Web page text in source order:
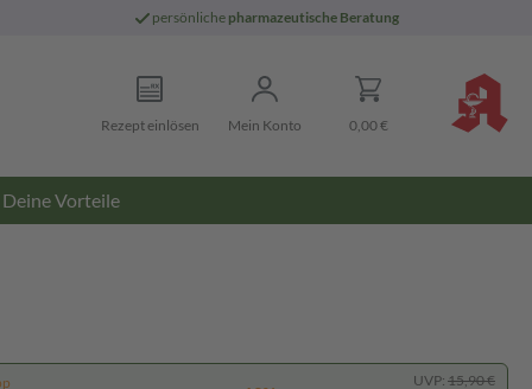
persönliche pharmazeutische Beratung
Rezept einlösen Mein Konto 0,00 €
Deine Vorteile
UVP: 15,90 €